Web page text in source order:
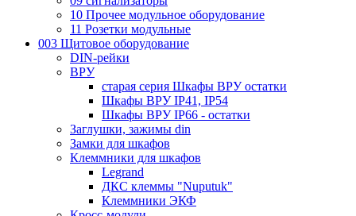
10 Прочее модульное оборудование
11 Розетки модульные
003 Щитовое оборудование
DIN-рейки
ВРУ
старая серия Шкафы ВРУ остатки
Шкафы ВРУ IP41, IP54
Шкафы ВРУ IP66 - остатки
Заглушки, зажимы din
Замки для шкафов
Клеммники для шкафов
Legrand
ДКС клеммы "Nuputuk"
Клеммники ЭКФ